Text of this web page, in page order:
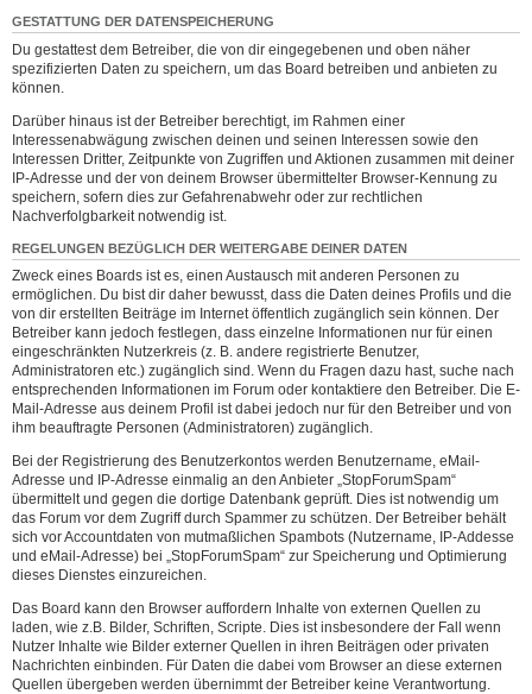
GESTATTUNG DER DATENSPEICHERUNG
Du gestattest dem Betreiber, die von dir eingegebenen und oben näher
spezifizierten Daten zu speichern, um das Board betreiben und anbieten zu
können.
Darüber hinaus ist der Betreiber berechtigt, im Rahmen einer
Interessenabwägung zwischen deinen und seinen Interessen sowie den
Interessen Dritter, Zeitpunkte von Zugriffen und Aktionen zusammen mit deiner
IP-Adresse und der von deinem Browser übermittelter Browser-Kennung zu
speichern, sofern dies zur Gefahrenabwehr oder zur rechtlichen
Nachverfolgbarkeit notwendig ist.
REGELUNGEN BEZÜGLICH DER WEITERGABE DEINER DATEN
Zweck eines Boards ist es, einen Austausch mit anderen Personen zu
ermöglichen. Du bist dir daher bewusst, dass die Daten deines Profils und die
von dir erstellten Beiträge im Internet öffentlich zugänglich sein können. Der
Betreiber kann jedoch festlegen, dass einzelne Informationen nur für einen
eingeschränkten Nutzerkreis (z. B. andere registrierte Benutzer,
Administratoren etc.) zugänglich sind. Wenn du Fragen dazu hast, suche nach
entsprechenden Informationen im Forum oder kontaktiere den Betreiber. Die E-
Mail-Adresse aus deinem Profil ist dabei jedoch nur für den Betreiber und von
ihm beauftragte Personen (Administratoren) zugänglich.
Bei der Registrierung des Benutzerkontos werden Benutzername, eMail-
Adresse und IP-Adresse einmalig an den Anbieter „StopForumSpam“
übermittelt und gegen die dortige Datenbank geprüft. Dies ist notwendig um
das Forum vor dem Zugriff durch Spammer zu schützen. Der Betreiber behält
sich vor Accountdaten von mutmaßlichen Spambots (Nutzername, IP-Addesse
und eMail-Adresse) bei „StopForumSpam“ zur Speicherung und Optimierung
dieses Dienstes einzureichen.
Das Board kann den Browser auffordern Inhalte von externen Quellen zu
laden, wie z.B. Bilder, Schriften, Scripte. Dies ist insbesondere der Fall wenn
Nutzer Inhalte wie Bilder externer Quellen in ihren Beiträgen oder privaten
Nachrichten einbinden. Für Daten die dabei vom Browser an diese externen
Quellen übergeben werden übernimmt der Betreiber keine Verantwortung.